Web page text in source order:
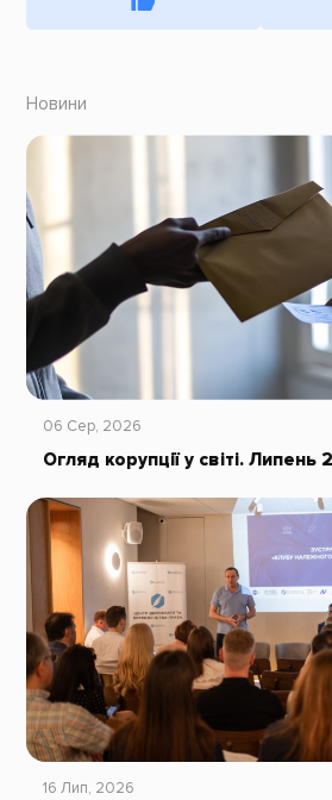
Новини
06 Сер, 2026
Огляд корупції у світі. Липень
16 Лип, 2026